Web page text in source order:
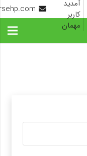
آمدید
کاربر
مهمان